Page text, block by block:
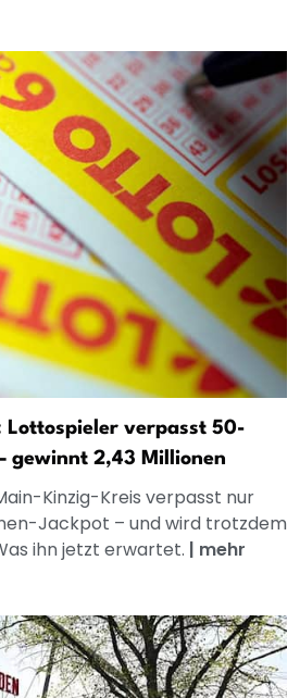
Lottospieler verpasst 50-
gewinnt 2,43 Millionen
Kinzig-Kreis verpasst nur
Jackpot – und wird trotzdem
ihn jetzt erwartet. | mehr